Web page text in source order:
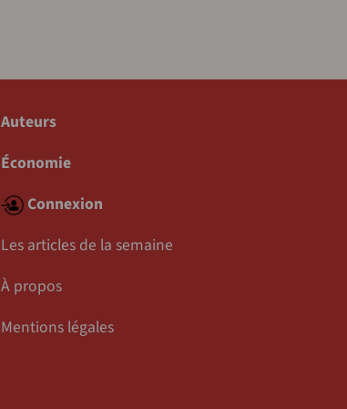
Auteurs
Économie
Connexion
Les articles de la semaine
À propos
Mentions légales